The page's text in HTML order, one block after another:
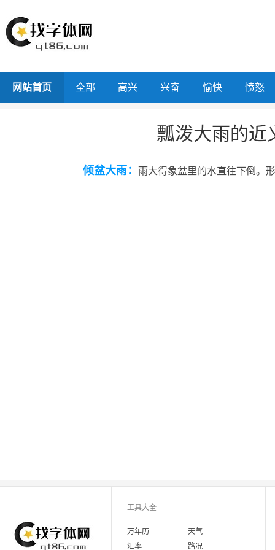
网站首页 全部 高兴 兴奋 愉快 愤怒
瓢泼大雨的近
倾盆大雨： 雨大得象盆里的水直往下倒。
工具大全
万年历
天气
汇率
路况